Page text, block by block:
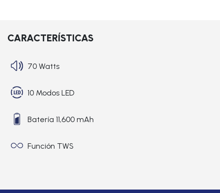
CARACTERÍSTICAS
70 Watts
10 Modos LED
Batería 11,600 mAh
Función TWS